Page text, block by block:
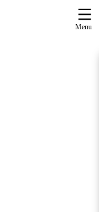
Menu